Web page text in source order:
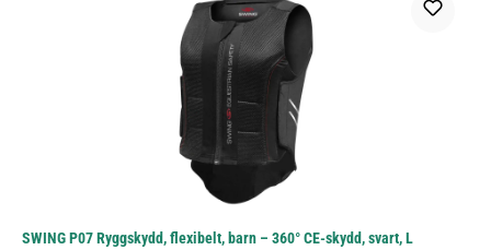
SWING P07 Ryggskydd, flexibelt, barn – 360° CE-skydd, svart, L